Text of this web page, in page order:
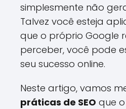
simplesmente não
Talvez você esteja
que o próprio Google
perceber, você pode
seu sucesso online.
Neste artigo, vamos
práticas de SEO que